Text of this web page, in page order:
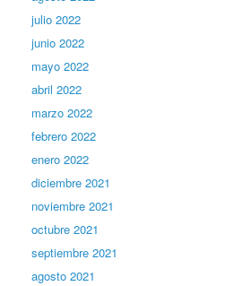
julio 2022
junio 2022
mayo 2022
abril 2022
marzo 2022
febrero 2022
enero 2022
diciembre 2021
noviembre 2021
octubre 2021
septiembre 2021
agosto 2021